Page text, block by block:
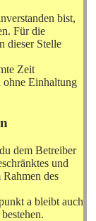
bist,
Für die
dieser Stelle
Zeit
ohne Einhaltung
dem Betreiber
und
des
a bleibt auch